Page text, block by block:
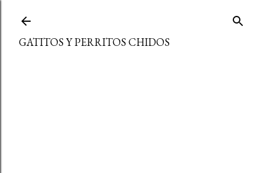
GATITOS Y PERRITOS CHIDOS